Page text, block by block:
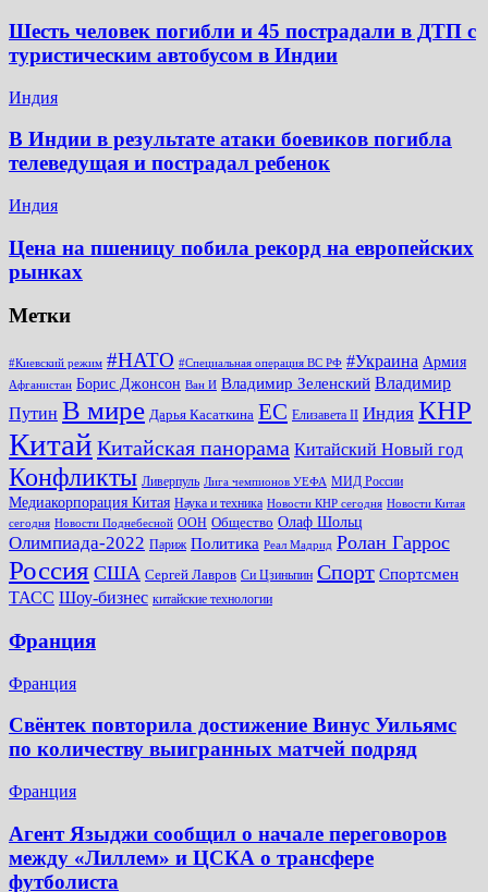
Шесть человек погибли и 45 пострадали в ДТП с
туристическим автобусом в Индии
Индия
В Индии в результате атаки боевиков погибла
телеведущая и пострадал ребенок
Индия
Цена на пшеницу побила рекорд на европейских
рынках
Метки
#Киевский режим #НАТО #Специальная операция ВС РФ #Украина Армия
Афганистан Борис Джонсон Ван И Владимир Зеленский Владимир
Путин В мире Дарья Касаткина ЕС Елизавета II Индия КНР
Китай Китайская панорама Китайский Новый год
Конфликты Ливерпуль Лига чемпионов УЕФА МИД России
Медиакорпорация Китая Наука и техника Новости КНР сегодня Новости Китая
сегодня Новости Поднебесной ООН Общество Олаф Шольц
Олимпиада-2022 Париж Политика Реал Мадрид Ролан Гаррос
Россия США Сергей Лавров Си Цзиньпин Спорт Спортсмен
ТАСС Шоу-бизнес китайские технологии
Франция
Франция
Свёнтек повторила достижение Винус Уильямс
по количеству выигранных матчей подряд
Франция
Агент Языджи сообщил о начале переговоров
между «Лиллем» и ЦСКА о трансфере
футболиста